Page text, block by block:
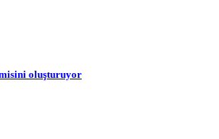
oluşturuyor